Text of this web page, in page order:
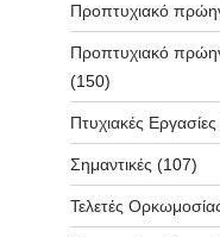
Προπτυχιακό
Προπτυχιακό
(150)
Πτυχιακές Εργασίες
Σημαντικές (107)
Τελετές